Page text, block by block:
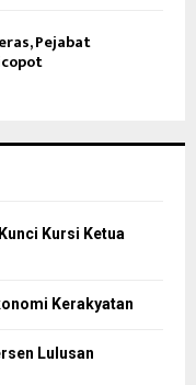
Pejabat
Kursi Ketua
Kerakyatan
Lulusan